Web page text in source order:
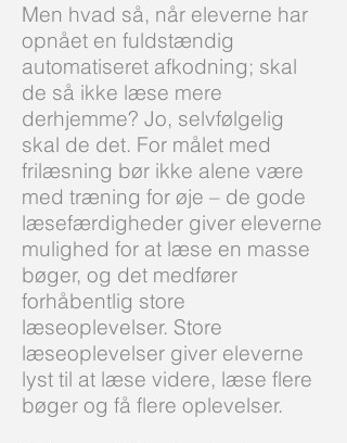
Men hvad så, når eleverne har
opnået en fuldstændig
automatiseret afkodning; skal
de så ikke læse mere
derhjemme? Jo, selvfølgelig
skal de det. For målet med
frilæsning bør ikke alene være
med træning for øje – de gode
læsefærdigheder giver eleverne
mulighed for at læse en masse
bøger, og det medfører
forhåbentlig store
læseoplevelser. Store
læseoplevelser giver eleverne
lyst til at læse videre, læse flere
bøger og få flere oplevelser.